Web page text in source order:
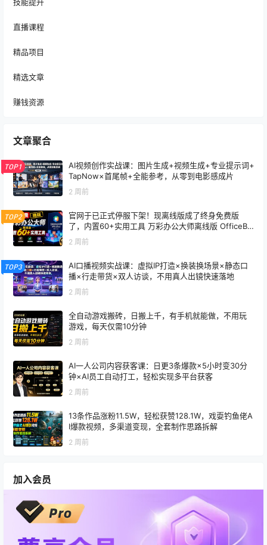
技能提升
直播课程
精品项目
精选文章
赚钱资源
文章聚合
TOP1
AI视频创作实战课：图片生成+视频生成+专业提示词+
TapNow×首尾帧+全能参考，从零到电影感成片
2 周前
TOP2
官网于已正式停服下架！现离线版成了终身免费版
了，内置60+实用工具 万彩办公大师离线版 OfficeBo
x
2 周前
TOP3
AI口播视频实战课：虚拟IP打造×换装换场景×静态口
播×行走带货×双人访谈，不用真人出镜快速落地
2 周前
全自动游戏搬砖，日搬上千，有手机就能做，不用玩
游戏，每天仅需10分钟
2 周前
AI一人公司内容获客课：日更3条爆款×5小时变30分
钟×AI员工自动打工，轻松实现多平台获客
2 周前
13条作品涨粉11.5W，轻松获赞128.1W，戏耍钓鱼佬A
I爆款视频，多渠道变现，全套制作思路拆解
2 周前
加入会员